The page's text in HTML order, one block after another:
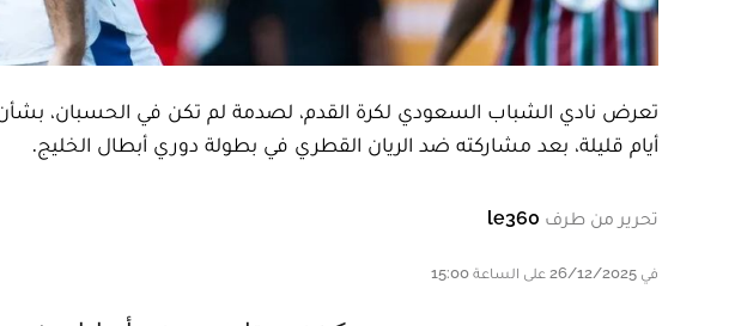
تعرض نادي الشباب السعودي لكرة القدم، لصدمة لم تكن في الحسبان، بشأن
أيام قليلة، بعد مشاركته ضد الريان القطري في بطولة دوري أبطال الخليج.
تحرير من طرف le360
في 26/12/2025 على الساعة 15:00